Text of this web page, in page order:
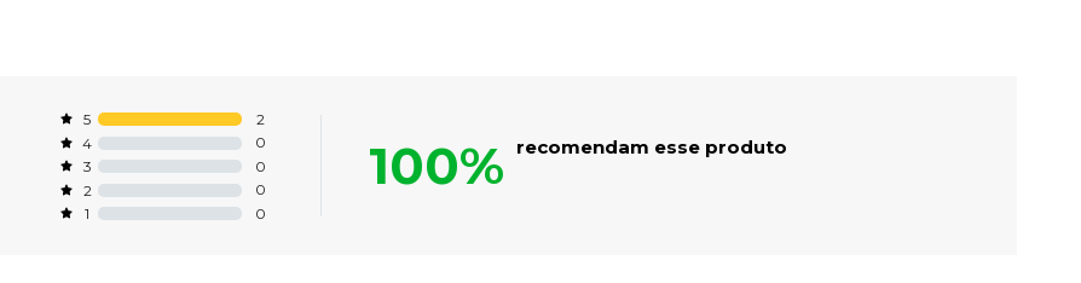
5
2
4
0
3
0
2
0
1
0
100% recomendam esse produto